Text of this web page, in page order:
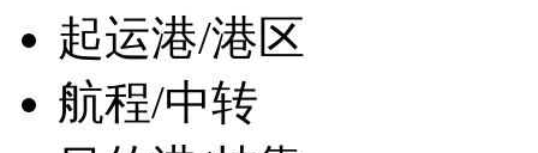
起运港/港区
航程/中转